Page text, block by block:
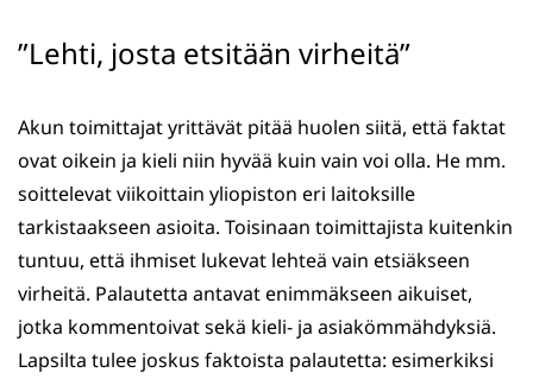
”Lehti, josta etsitään virheitä”
Akun toimittajat yrittävät pitää huolen siitä, että faktat
ovat oikein ja kieli niin hyvää kuin vain voi olla. He mm.
soittelevat viikoittain yliopiston eri laitoksille
tarkistaakseen asioita. Toisinaan toimittajista kuitenkin
tuntuu, että ihmiset lukevat lehteä vain etsiäkseen
virheitä. Palautetta antavat enimmäkseen aikuiset,
jotka kommentoivat sekä kieli- ja asiakömmähdyksiä.
Lapsilta tulee joskus faktoista palautetta: esimerkiksi